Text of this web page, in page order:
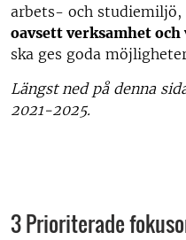
arbets- och
oavsett verksamhet
ska ges goda
Längst ned på denna
2021-2025.
3 Prioriterade